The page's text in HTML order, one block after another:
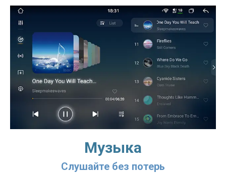
Музыка
Слушайте без потерь